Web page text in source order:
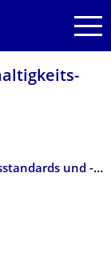
01.11.2022: 60 Minuten: "Nachhaltigkeitsstandards und -siegel für Unternehmen"